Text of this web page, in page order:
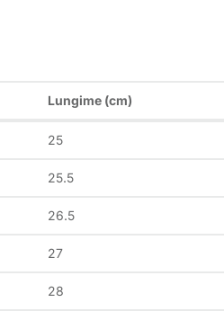
Lungime (cm)
25
25.5
26.5
27
28